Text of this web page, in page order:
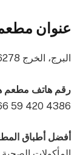
عنوان
البرج، الخرج 16278، المملكة العربية السعودية
رقم هاتف مطعم
أفضل أطباق